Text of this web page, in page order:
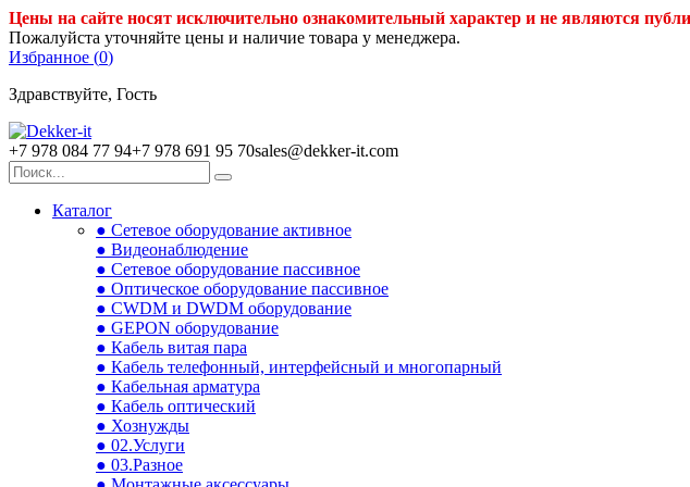
Цены на сайте носят исключительно ознакомительный характер и не являются
Пожалуйста уточняйте цены и наличие товара у менеджера.
Избранное (0)
Здравствуйте, Гость
+7 978 084 77 94+7 978 691 95 70sales@dekker-it.com
Каталог
● Сетевое оборудование активное
● Видеонаблюдение
● Сетевое оборудование пассивное
● Оптическое оборудование пассивное
● CWDM и DWDM оборудование
● GEPON оборудование
● Кабель витая пара
● Кабель телефонный, интерфейсный и многопарный
● Кабельная арматура
● Кабель оптический
● Хознужды
● 02.Услуги
● 03.Разное